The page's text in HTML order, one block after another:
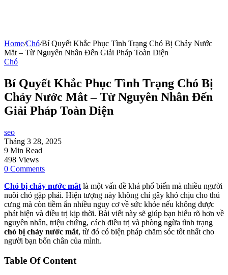
Home/Chó/Bí Quyết Khắc Phục Tình Trạng Chó Bị Chảy Nước
Mắt – Từ Nguyên Nhân Đến Giải Pháp Toàn Diện
Chó
Bí Quyết Khắc Phục Tình Trạng Chó Bị
Chảy Nước Mắt – Từ Nguyên Nhân Đến
Giải Pháp Toàn Diện
seo
Tháng 3 28, 2025
9 Min Read
498 Views
0 Comments
Chó bị chảy nước mắt là một vấn đề khá phổ biến mà nhiều người
nuôi chó gặp phải. Hiện tượng này không chỉ gây khó chịu cho thú
cưng mà còn tiềm ẩn nhiều nguy cơ về sức khỏe nếu không được
phát hiện và điều trị kịp thời. Bài viết này sẽ giúp bạn hiểu rõ hơn về
nguyên nhân, triệu chứng, cách điều trị và phòng ngừa tình trạng
chó bị chảy nước mắt, từ đó có biện pháp chăm sóc tốt nhất cho
người bạn bốn chân của mình.
Table Of Content